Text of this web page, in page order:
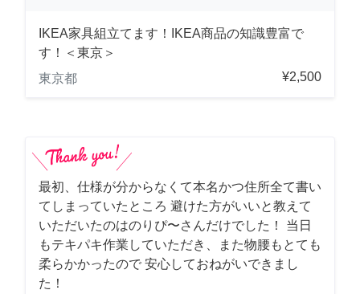
IKEA家具組立てます！IKEA商品の知識豊富で
す！＜東京＞
東京都
¥2,500
最初、仕様が分からなくて本名かつ住所全て書い
てしまっていたところ 避けた方がいいと教えて
いただいたのはのりぴ〜さんだけでした！ 当日
もテキパキ作業していただき、また物腰もとても
柔らかかったので 安心しておねがいできまし
た！